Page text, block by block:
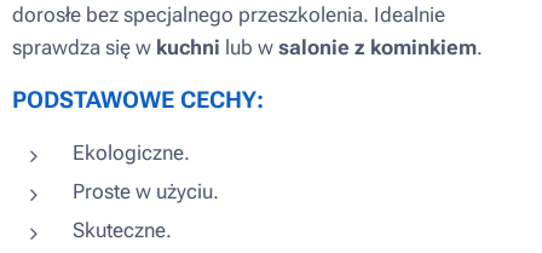
dorosłe bez specjalnego przeszkolenia. Idealnie
sprawdza się w kuchni lub w salonie z kominkiem.
PODSTAWOWE CECHY:
Ekologiczne.
Proste w użyciu.
Skuteczne.